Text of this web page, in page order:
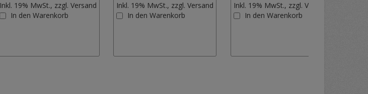
Inkl. 19% MwSt., zzgl. Versand
In den Warenkorb
Inkl. 19% MwSt., zzgl.Versand
In den Warenkorb
Inkl. 19% MwSt., zzgl. Versand
In den Warenkorb